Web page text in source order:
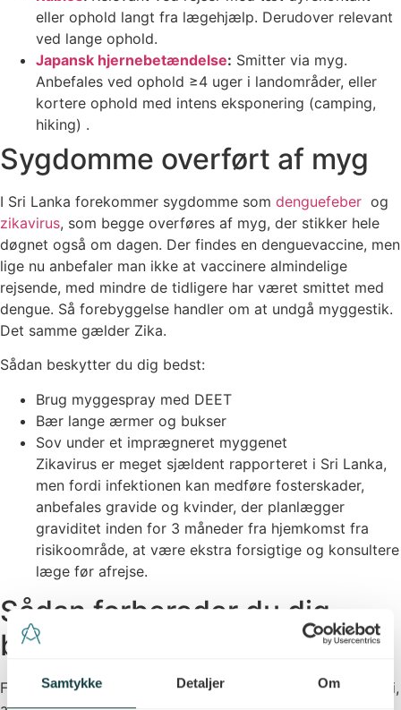
Samtykke Detaljer Om
eller ophold langt fra lægehjælp. Derudover relevant
ved lange ophold.
Japansk hjernebetændelse: Smitter via myg.
Anbefales ved ophold ≥4 uger i landområder, eller
kortere ophold med intens eksponering (camping,
hiking) .
Sygdomme overført af myg
I Sri Lanka forekommer sygdomme som denguefeber og
zikavirus, som begge overføres af myg, der stikker hele
døgnet også om dagen. Der findes en denguevaccine, men
lige nu anbefaler man ikke at vaccinere almindelige
rejsende, med mindre de tidligere har været smittet med
dengue. Så forebyggelse handler om at undgå myggestik.
Det samme gælder Zika.
Sådan beskytter du dig bedst:
Brug myggespray med DEET
Bær lange ærmer og bukser
Sov under et imprægneret myggenet
Zikavirus er meget sjældent rapporteret i Sri Lanka,
men fordi infektionen kan medføre fosterskader,
anbefales gravide og kvinder, der planlægger
graviditet inden for 3 måneder fra hjemkomst fra
risikoområde, at være ekstra forsigtige og konsultere
læge før afrejse.
Sådan forbereder du dig
bedst
For at få den bedste beskyttelse under rejsen, anbefaler vi,